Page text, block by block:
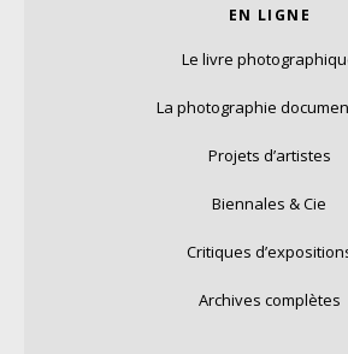
EN LIGNE
Le livre
La photographie
Projets d’artistes
Biennales & Cie
Critiques
Archives complètes